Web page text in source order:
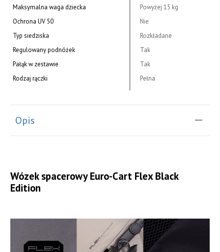
Maksymalna waga dziecka
Powyżej 15 kg
Ochrona UV 50
Nie
Typ siedziska
Rozkładane
Regulowany podnóżek
Tak
Pałąk w zestawie
Tak
Rodzaj rączki
Pełna
Opis
Wózek spacerowy Euro-Cart Flex Black
Edition